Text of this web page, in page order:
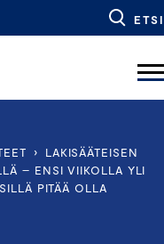
ETSI
›
LAKISÄÄTEISEN
– ENSI VIIKOLLA YLI
PITÄÄ OLLA